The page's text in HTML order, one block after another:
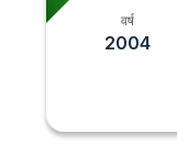
वर्ष
2004